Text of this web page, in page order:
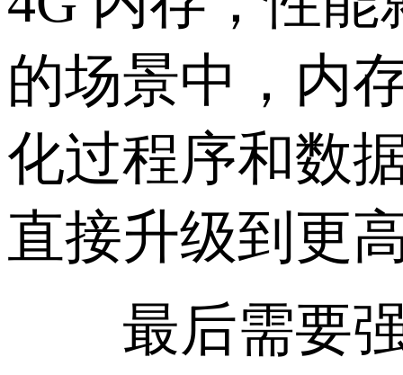
的场景中，内
化过程序和数
直接升级到更
最后需要强